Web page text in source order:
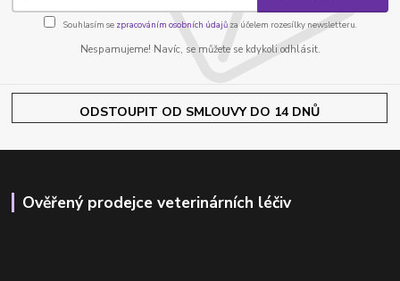
Souhlasím se zpracováním osobních údajůza účelem rozesílky newsletteru.
Nespamujeme! Navíc, se můžete se kdykoli odhlásit.
ODSTOUPIT OD SMLOUVY DO 14 DNŮ
Ověřený prodejce veterinárních léčiv